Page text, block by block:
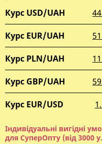
Курс USD/UAH
Курс EUR/UAH
Курс PLN/UAH
Курс GBP/UAH
Курс EUR/USD
Індивідуальні вигідні
для СуперОпту (від 3000